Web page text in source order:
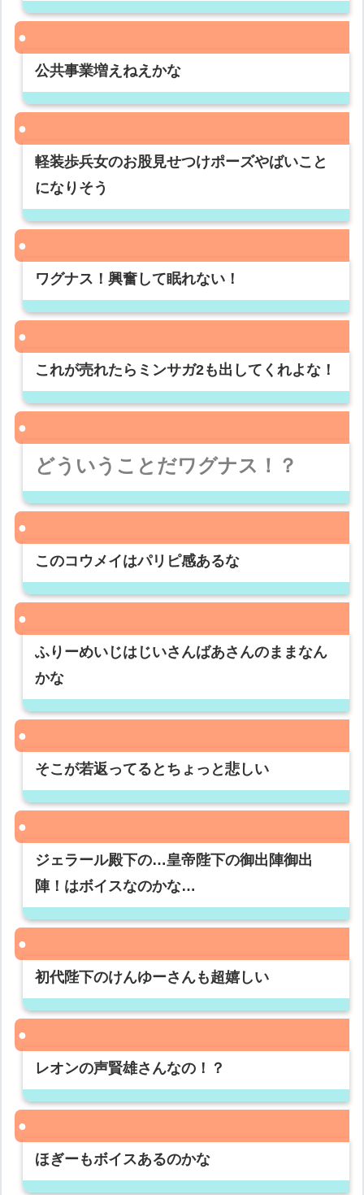
公共事業増えねえかな
軽装歩兵女のお股見せつけポーズやばいこと
になりそう
ワグナス！興奮して眠れない！
これが売れたらミンサガ2も出してくれよな！
どういうことだワグナス！？
このコウメイはパリピ感あるな
ふりーめいじはじいさんばあさんのままなん
かな
そこが若返ってるとちょっと悲しい
ジェラール殿下の…皇帝陛下の御出陣御出
陣！はボイスなのかな…
初代陛下のけんゆーさんも超嬉しい
レオンの声賢雄さんなの！？
ほぎーもボイスあるのかな